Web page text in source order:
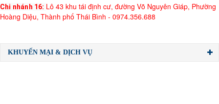
Chi nhánh 16: Lô 43 khu tái định cư, đường Võ Nguyên Giáp, Phường
Hoàng Diệu, Thành phố Thái Bình - 0974.356.688
KHUYẾN MẠI & DỊCH VỤ